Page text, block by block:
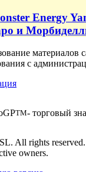
Energy
и
материалов
с
TM- торговый
All rights
owners.